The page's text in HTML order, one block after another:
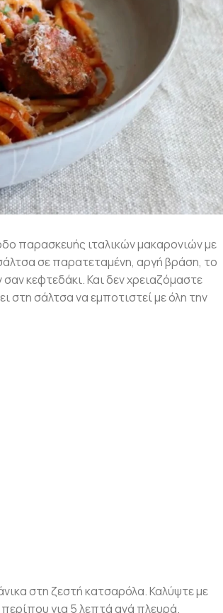
παρασκευής ιταλικών μακαρονιών με
σε παρατεταμένη, αργή βράση, το
κεφτεδάκι. Και δεν χρειαζόμαστε
στη σάλτσα να εμποτιστεί με όλη την
στη ζεστή κατσαρόλα. Καλύψτε με
για 5 λεπτά ανά πλευρά.